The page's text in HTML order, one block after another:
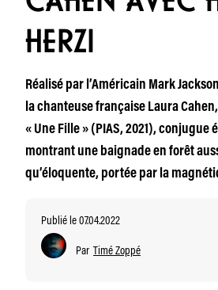
HERZI
Réalisé par l’Américain Mark
la chanteuse française Laura
« Une Fille » (PIAS, 2021), conjugue
montrant une baignade en forêt
qu’éloquente, portée par la
Publié le 07.04.2022
Par Timé Zoppé